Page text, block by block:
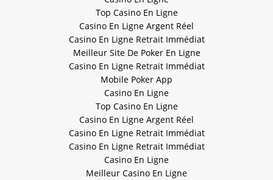
Top Casino En Ligne
Casino En Ligne Argent Réel
Casino En Ligne Retrait Immédiat
Meilleur Site De Poker En Ligne
Casino En Ligne Retrait Immédiat
Mobile Poker App
Casino En Ligne
Top Casino En Ligne
Casino En Ligne Argent Réel
Casino En Ligne Retrait Immédiat
Casino En Ligne Retrait Immédiat
Casino En Ligne
Meilleur Casino En Ligne